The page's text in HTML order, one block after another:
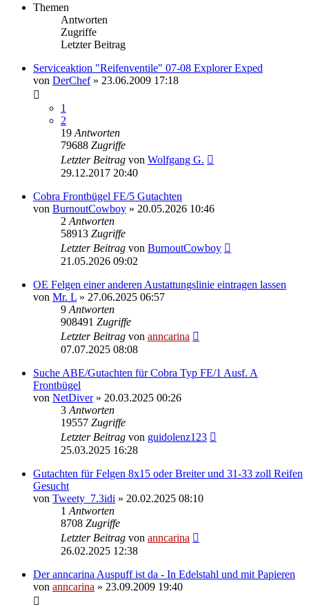
Themen
Antworten
Zugriffe
Letzter Beitrag
Serviceaktion "Reifenventile" 07-08 Explorer Exped
von DerChef» 23.06.2009 17:18
1
2
19 Antworten
79688 Zugriffe
Letzter Beitrag von Wolfgang G.
29.12.2017 20:40
Cobra Frontbügel FE/5 Gutachten
von BurnoutCowboy » 20.05.2026 10:46
2 Antworten
58913 Zugriffe
Letzter Beitrag von BurnoutCowboy
21.05.2026 09:02
OE Felgen einer anderen Austattungslinie eintragen lassen
von Mr. L » 27.06.2025 06:57
9 Antworten
908491 Zugriffe
Letzter Beitrag von anncarina
07.07.2025 08:08
Suche ABE/Gutachten für Cobra Typ FE/1 Ausf. A
Frontbügel
von NetDiver» 20.03.2025 00:26
3 Antworten
19557 Zugriffe
Letzter Beitrag von guidolenz123
25.03.2025 16:28
Gutachten für Felgen 8x15 oder Breiter und 31-33 zoll Reifen
Gesucht
von Tweety_7.3idi » 20.02.2025 08:10
1 Antworten
8708 Zugriffe
Letzter Beitrag von anncarina
26.02.2025 12:38
Der anncarina Auspuff ist da - In Edelstahl und mit Papieren
von anncarina » 23.09.2009 19:40